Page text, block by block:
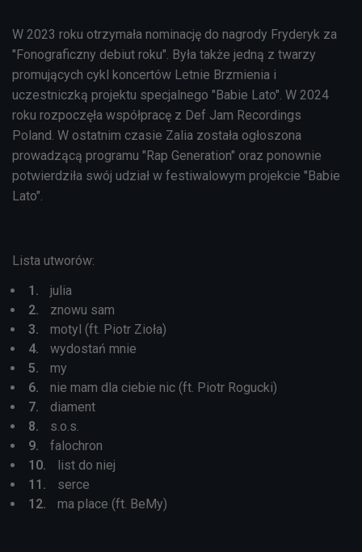
W 2023 roku otrzymała nominację do nagrody Fryderyk za
"Fonograficzny debiut roku". Była także jedną z twarzy
promujących cykl koncertów Letnie Brzmienia i
uczestniczką projektu specjalnego "Babie Lato". W 2024
roku rozpoczęła współpracę z Def Jam Recordings
Poland. W ostatnim czasie Zalia została ogłoszona
prowadzącą programu "Rap Generation" oraz ponownie
potwierdziła swój udział w festiwalowym projekcie "Babie
Lato".
Lista utworów:
julia
znowu sam
motyl (ft. Piotr Zioła)
wydostań mnie
my
nie mam dla ciebie nic (ft. Piotr Rogucki)
diament
s.o.s.
falochron
list do niej
serce
ma place (ft. BeMy)